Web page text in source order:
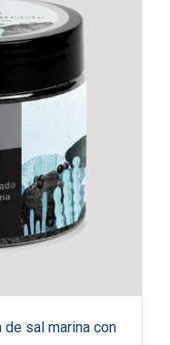
sal marina con